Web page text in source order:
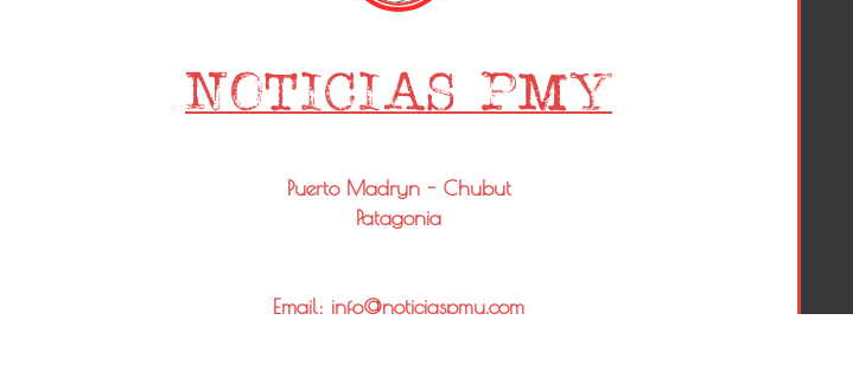
Puerto Madryn - Chubut
Patagonia
Email: info@noticiaspmy.com